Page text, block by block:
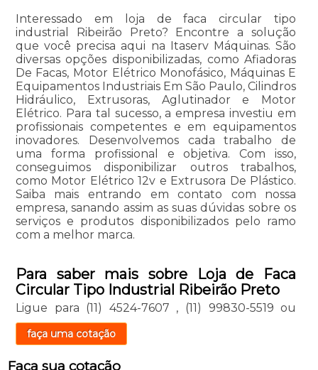
Interessado em loja de faca circular tipo
industrial Ribeirão Preto? Encontre a solução
que você precisa aqui na Itaserv Máquinas. São
diversas opções disponibilizadas, como Afiadoras
De Facas, Motor Elétrico Monofásico, Máquinas E
Equipamentos Industriais Em São Paulo, Cilindros
Hidráulico, Extrusoras, Aglutinador e Motor
Elétrico. Para tal sucesso, a empresa investiu em
profissionais competentes e em equipamentos
inovadores. Desenvolvemos cada trabalho de
uma forma profissional e objetiva. Com isso,
conseguimos disponibilizar outros trabalhos,
como Motor Elétrico 12v e Extrusora De Plástico.
Saiba mais entrando em contato com nossa
empresa, sanando assim as suas dúvidas sobre os
serviços e produtos disponibilizados pelo ramo
com a melhor marca.
Para saber mais sobre Loja de Faca
Circular Tipo Industrial Ribeirão Preto
Ligue para (11) 4524-7607 , (11) 99830-5519 ou
faça uma cotação
Faça sua cotação